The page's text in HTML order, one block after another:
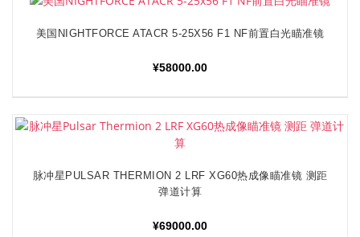
加入购物车
美国NIGHTFORCE ATACR 5-25X56 F1 NF前置白光瞄准镜
¥58000.00
加入购物车
脉冲星PULSAR THERMION 2 LRF XG60热成像瞄准镜 测距
弹道计算
¥69000.00